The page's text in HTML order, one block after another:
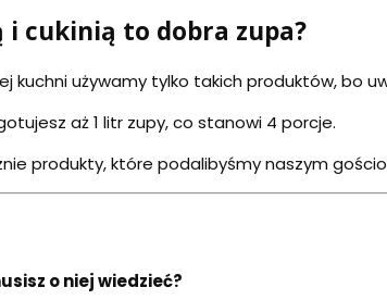
i cukinią to dobra zupa?
kuchni używamy tylko takich produktów, bo
aż 1 litr zupy, co stanowi 4 porcje.
produkty, które podalibyśmy naszym
o niej wiedzieć?